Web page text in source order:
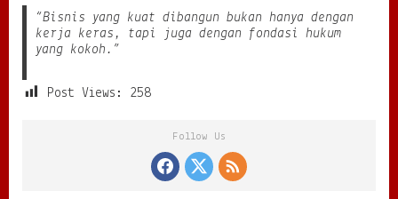
“Bisnis yang kuat dibangun bukan hanya dengan
kerja keras, tapi juga dengan fondasi hukum
yang kokoh.”
Post Views: 258
Follow Us